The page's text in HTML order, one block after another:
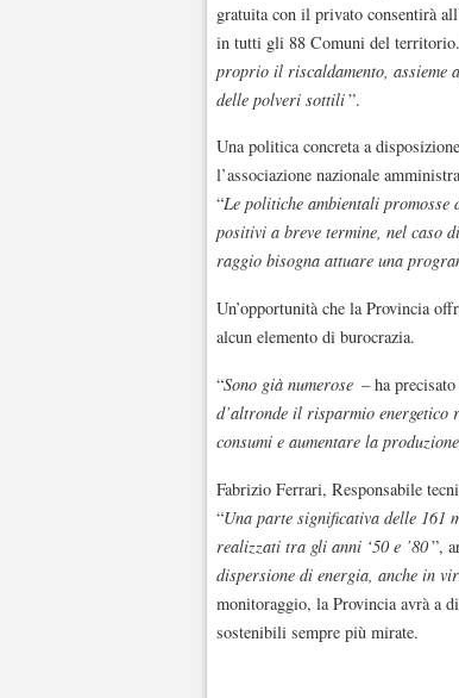
gratuita con il privato consentirà
in tutti gli 88 Comuni del
proprio il riscaldamento, assieme
delle polveri sottili”.
Una politica concreta a
l’associazione nazionale
“Le politiche ambientali promosse
positivi a breve termine, nel caso
raggio bisogna attuare una
Un’opportunità che la Provincia
alcun elemento di burocrazia.
“Sono già numerose – ha
d’altronde il risparmio
consumi e aumentare la
Fabrizio Ferrari, Responsabile
“Una parte significativa delle 161
realizzati tra gli anni ‘50 e ’80”,
dispersione di energia, anche in
monitoraggio, la Provincia avrà a
sostenibili sempre più mirate.